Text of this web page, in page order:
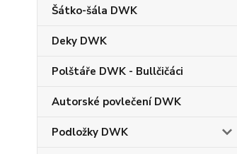
Šátko-šála DWK
Deky DWK
Polštáře DWK - Bullčičáci
Autorské povlečení DWK
Podložky DWK